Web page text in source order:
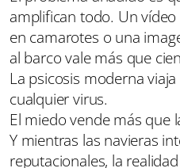
amplifican todo. Un
en camarotes o una
al barco vale más que
La psicosis moderna
cualquier virus.
El miedo vende más que
Y mientras las navieras
reputacionales, la